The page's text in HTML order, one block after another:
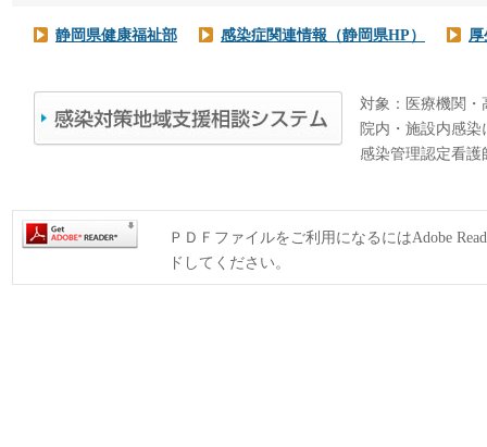
静岡県健康福祉部 感染症関連情報（静岡県HP）
対象：医療機関・
院内・施設内感
感染管理認定看
ＰＤＦファイルをご利用になるにはAdobe
ドしてください。